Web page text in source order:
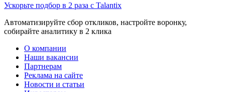
Ускорьте подбор в 2 раза с Talantix
Автоматизируйте сбор откликов, настройте воронку,
собирайте аналитику в 2 клика
О компании
Наши вакансии
Партнерам
Реклама на сайте
Новости и статьи